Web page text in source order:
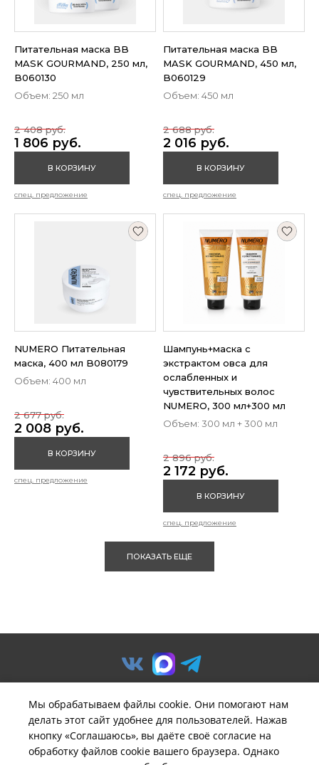
Питательная маска BB
MASK GOURMAND, 250 мл,
B060130
Объем: 250 мл
1 806 руб.
2 408 руб.
В КОРЗИНУ
спец. предложение
Питательная маска BB
MASK GOURMAND, 450 мл,
B060129
Объем: 450 мл
2 016 руб.
2 688 руб.
В КОРЗИНУ
спец. предложение
NUMERO Питательная
маска, 400 мл B080179
Объем: 400 мл
2 008 руб.
2 677 руб.
В КОРЗИНУ
спец. предложение
Шампунь+маска с
экстрактом овса для
ослабленных и
чувствительных волос
NUMЕRO, 300 мл+300 мл
Объем: 300 мл + 300 мл
2 172 руб.
2 896 руб.
В КОРЗИНУ
спец. предложение
ПОКАЗАТЬ ЕЩЕ
© ООО «Предприятие «Удача».
Политика обработки
персональных данных
Мы обрабатываем файлы cookie. Они помогают нам
делать этот сайт удобнее для пользователей. Нажав
кнопку «Соглашаюсь», вы даёте своё согласие на
обработку файлов cookie вашего браузера. Однако